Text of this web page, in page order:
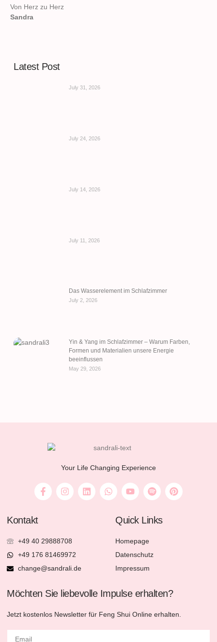
Von Herz zu Herz
Sandra
Latest Post
July 31, 2026
July 24, 2026
July 14, 2026
July 11, 2026
Das Wasserelement im Schlafzimmer
July 2, 2026
Yin & Yang im Schlafzimmer – Warum Farben,
Formen und Materialien unsere Energie
beeinflussen
May 29, 2026
Your Life Changing Experience
Kontakt
+49 40 29888708
+49 176 81469972
change@sandrali.de
Quick Links
Homepage
Datenschutz
Impressum
Möchten Sie liebevolle Impulse erhalten?
Jetzt kostenlos Newsletter für Feng Shui Online erhalten.